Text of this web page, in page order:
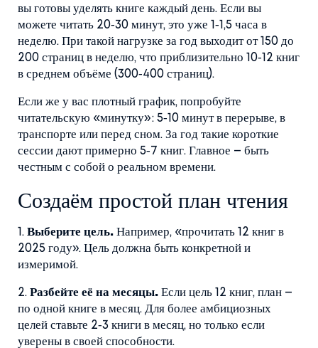
вы готовы уделять книге каждый день. Если вы
можете читать 20‑30 минут, это уже 1‑1,5 часа в
неделю. При такой нагрузке за год выходит от 150 до
200 страниц в неделю, что приблизительно 10‑12 книг
в среднем объёме (300‑400 страниц).
Если же у вас плотный график, попробуйте
читательскую «минутку»: 5‑10 минут в перерыве, в
транспорте или перед сном. За год такие короткие
сессии дают примерно 5‑7 книг. Главное – быть
честным с собой о реальном времени.
Создаём простой план чтения
1. Выберите цель. Например, «прочитать 12 книг в
2025 году». Цель должна быть конкретной и
измеримой.
2. Разбейте её на месяцы. Если цель 12 книг, план –
по одной книге в месяц. Для более амбициозных
целей ставьте 2‑3 книги в месяц, но только если
уверены в своей способности.